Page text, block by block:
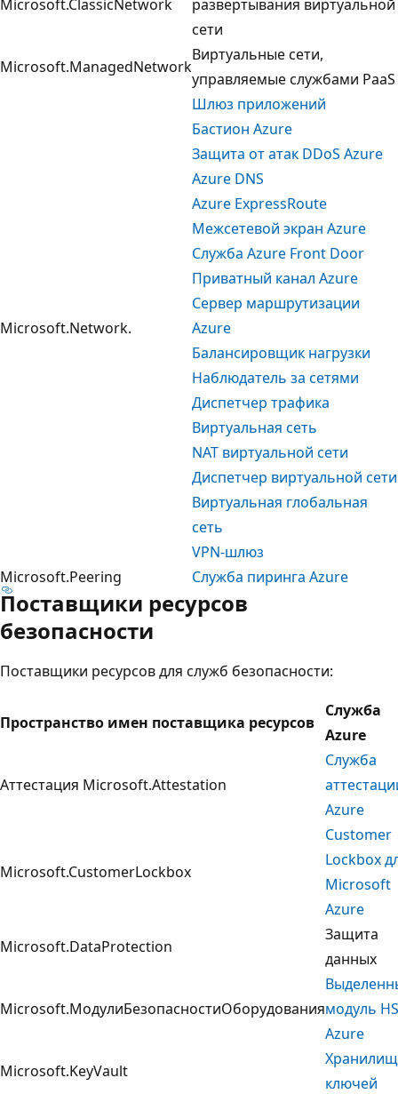
Microsoft.ClassicNetwork
развертывания виртуальной
сети
Microsoft.ManagedNetwork
Виртуальные сети,
управляемые службами PaaS
Microsoft.Network.
Шлюз приложений
Бастион Azure
Защита от атак DDoS Azure
Azure DNS
Azure ExpressRoute
Межсетевой экран Azure
Служба Azure Front Door
Приватный канал Azure
Сервер маршрутизации
Azure
Балансировщик нагрузки
Наблюдатель за сетями
Диспетчер трафика
Виртуальная сеть
NAT виртуальной сети
Диспетчер виртуальной сети
Виртуальная глобальная
сеть
VPN-шлюз
Microsoft.Peering
Служба пиринга Azure
Поставщики ресурсов
безопасности
Поставщики ресурсов для служб безопасности:
Пространство имен поставщика ресурсов
Служба
Azure
Аттестация Microsoft.Attestation
Служба
Azure
Microsoft.CustomerLockbox
Customer
Lockbox
Microsoft
Azure
Microsoft.DataProtection
Защита
данных
Microsoft.МодулиБезопасностиОборудованиямодуль
Azure
Microsoft.KeyVault
ключей